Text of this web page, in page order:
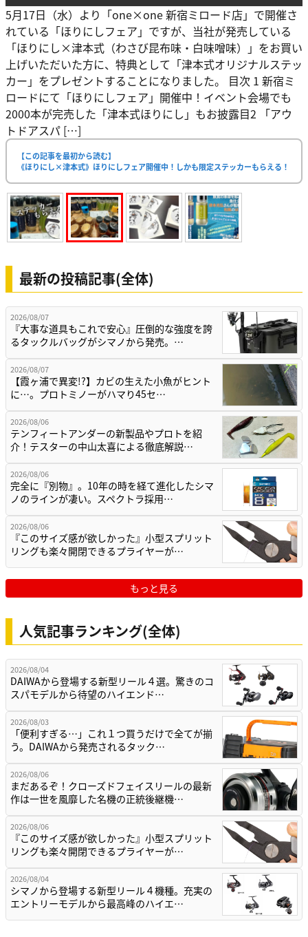
5月17日（水）より「one×one 新宿ミロード店」で開催さ
れている「ほりにしフェア」ですが、当社が発売している
「ほりにし×津本式（わさび昆布味・白味噌味）」をお買い
上げいただいた方に、特典として「津本式オリジナルステッ
カー」をプレゼントすることになりました。 目次 1 新宿ミ
ロードにて「ほりにしフェア」開催中！イベント会場でも
2000本が完売した「津本式ほりにし」もお披露目2 「アウ
トドアスパ […]
【この記事を最初から読む】
《ほりにし×津本式》ほりにしフェア開催中！しかも限定ステッカーもらえる！
最新の投稿記事(全体)
2026/08/07
『大事な道具もこれで安心』圧倒的な強度を誇
るタックルバッグがシマノから発売。…
2026/08/07
【霞ヶ浦で異変!?】カビの生えた小魚がヒント
に…。プロトミノーがハマり45セ…
2026/08/06
テンフィートアンダーの新製品やプロトを紹
介！テスターの中山太喜による徹底解説…
2026/08/06
完全に『別物』。10年の時を経て進化したシマ
ノのラインが凄い。スペクトラ採用…
2026/08/06
『このサイズ感が欲しかった』小型スプリット
リングも楽々開閉できるプライヤーが…
もっと見る
人気記事ランキング(全体)
2026/08/04
DAIWAから登場する新型リール４選。驚きのコ
スパモデルから待望のハイエンド…
2026/08/03
「便利すぎる…」これ１つ買うだけで全てが揃
う。DAIWAから発売されるタック…
2026/08/06
まだあるぞ！クローズドフェイスリールの最新
作は一世を風靡した名機の正統後継機…
2026/08/06
『このサイズ感が欲しかった』小型スプリット
リングも楽々開閉できるプライヤーが…
2026/08/04
シマノから登場する新型リール４機種。充実の
エントリーモデルから最高峰のハイエ…